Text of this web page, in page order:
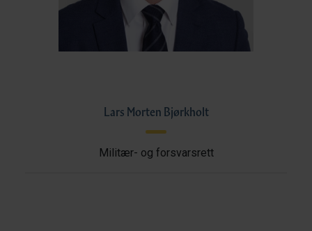
Lars Morten Bjørkholt
Militær- og forsvarsrett